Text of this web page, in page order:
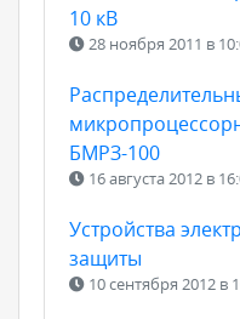
10 кВ
28 ноября 2011 в
БМРЗ-100
16 августа 2012 в
Устройства
защиты
10 сентября 2012 в